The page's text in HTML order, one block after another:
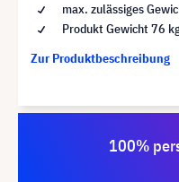
max. zulässiges
Produkt Gewicht 76
Zur Produktbeschreibung
100%